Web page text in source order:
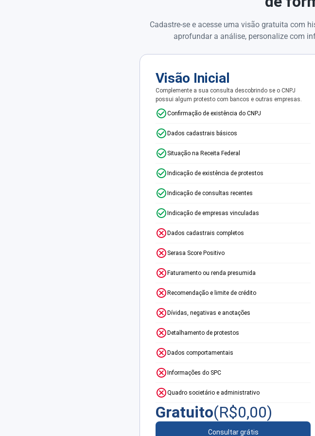
Cadastre-se e acesse uma visão gratuita com
aprofundar a análise, personalize com
Visão Inicial
Complemente a sua consulta descobrindo se o CNPJ
possui algum protesto com bancos e outras empresas.
Confirmação de existência do CNPJ
Dados cadastrais básicos
Situação na Receita Federal
Indicação de existência de protestos
Indicação de consultas recentes
Indicação de empresas vinculadas
Dados cadastrais completos
Serasa Score Positivo
Faturamento ou renda presumida
Recomendação e limite de crédito
Dívidas, negativas e anotações
Detalhamento de protestos
Dados comportamentais
Informações do SPC
Quadro societário e administrativo
Gratuito(R$0,00)
Consultar grátis